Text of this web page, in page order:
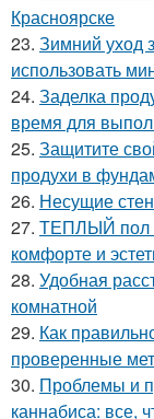
Красноярске
23. Зимний уход
использовать
24. Заделка
время для
25. Защитите
продухи в
26. Несущие
27. ТЕПЛЫЙ пол
комфорте и
28. Удобная
комнатной
29. Как
проверенные
30. Проблемы и
каннабиса: все,